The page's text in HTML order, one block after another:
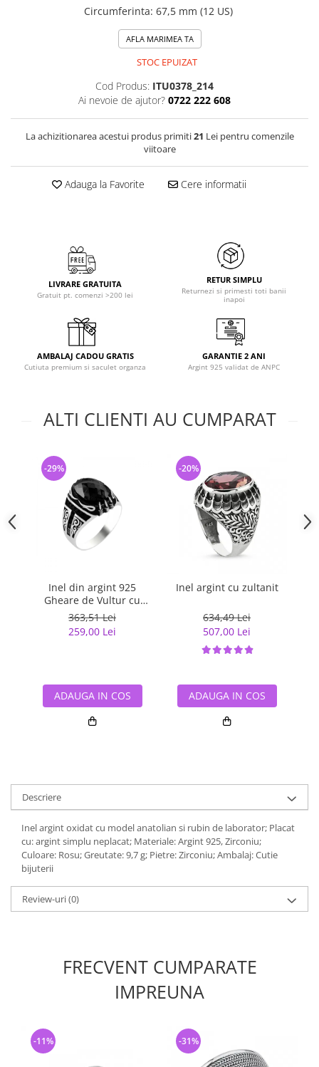
Circumferinta: 67,5 mm (12 US)
AFLA MARIMEA TA
STOC EPUIZAT
Cod Produs: ITU0378_214
Ai nevoie de ajutor? 0722 222 608
La achizitionarea acestui produs primiti21 Lei pentru comenzile
viitoare
Adauga la Favorite Cere informatii
LIVRARE GRATUITA
Gratuit pt. comenzi >200 lei
RETUR SIMPLU
Returnezi si primesti toti banii
inapoi
AMBALAJ CADOU GRATIS
Cutiuta premium si saculet organza
GARANTIE 2 ANI
Argint 925 validat de ANPC
ALTI CLIENTI AU CUMPARAT
Inel din argint 925
Gheare de Vultur cu
zirconiu negru
363,51 Lei
259,00 Lei
-29%
ADAUGA IN COS
Inel argint cu zultanit
634,49 Lei
507,00 Lei
-20%
ADAUGA IN COS
Descriere
Inel argint oxidat cu model anatolian si rubin de laborator; Placat
cu: argint simplu neplacat; Materiale: Argint 925, Zirconiu;
Culoare: Rosu; Greutate: 9,7 g; Pietre: Zirconiu; Ambalaj: Cutie
bijuterii
Review-uri(0)
FRECVENT CUMPARATE
IMPREUNA
-11% -31%